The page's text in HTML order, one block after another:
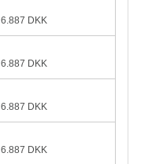
6.887 DKK
6.887 DKK
6.887 DKK
6.887 DKK